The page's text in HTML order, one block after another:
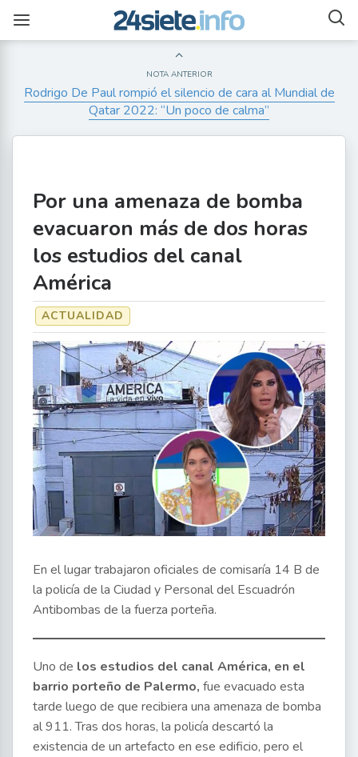
NOTA ANTERIOR
Rodrigo De Paul rompió el silencio de cara al Mundial de
Qatar 2022: “Un poco de calma”
Por una amenaza de bomba
evacuaron más de dos horas
los estudios del canal
América
ACTUALIDAD
En el lugar trabajaron oficiales de comisaría 14 B de
la policía de la Ciudad y Personal del Escuadrón
Antibombas de la fuerza porteña.
Uno de los estudios del canal América, en el
barrio porteño de Palermo, fue evacuado esta
tarde luego de que recibiera una amenaza de bomba
al 911. Tras dos horas, la policía descartó la
existencia de un artefacto en ese edificio, pero el